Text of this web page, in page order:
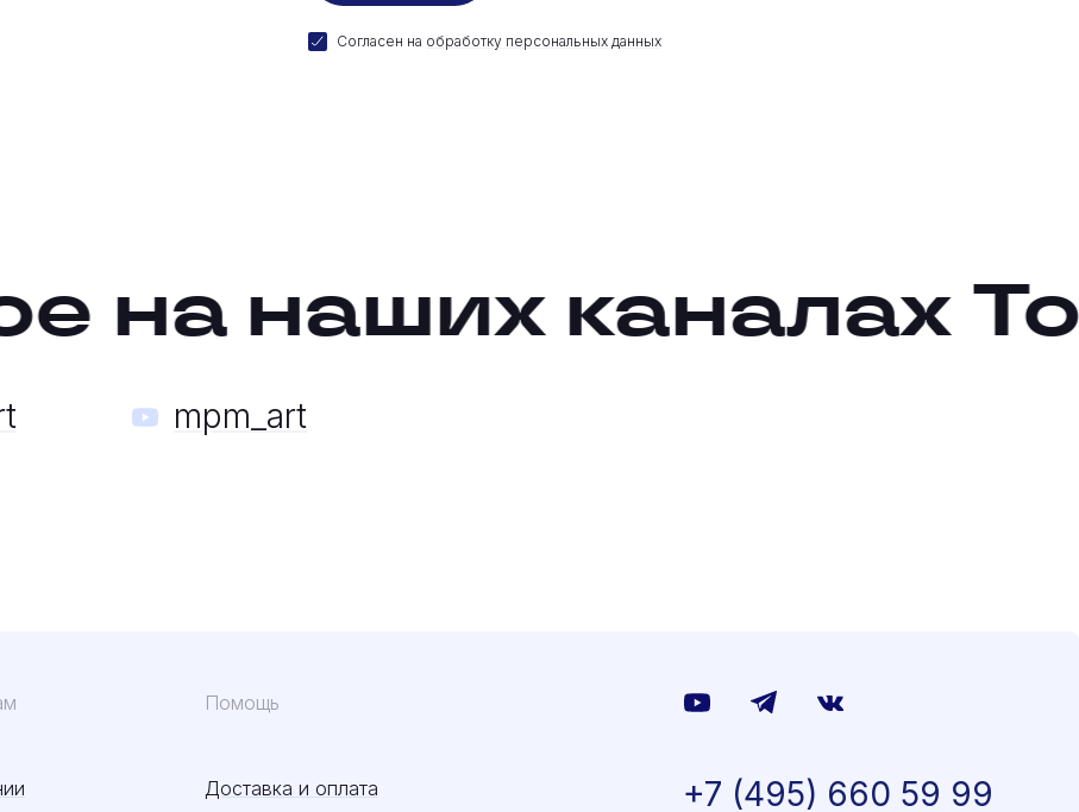
Согласен на обработку персональных данных
наших каналах
mpm_art
Помощь
Доставка и оплата +7 (495) 660 59 99